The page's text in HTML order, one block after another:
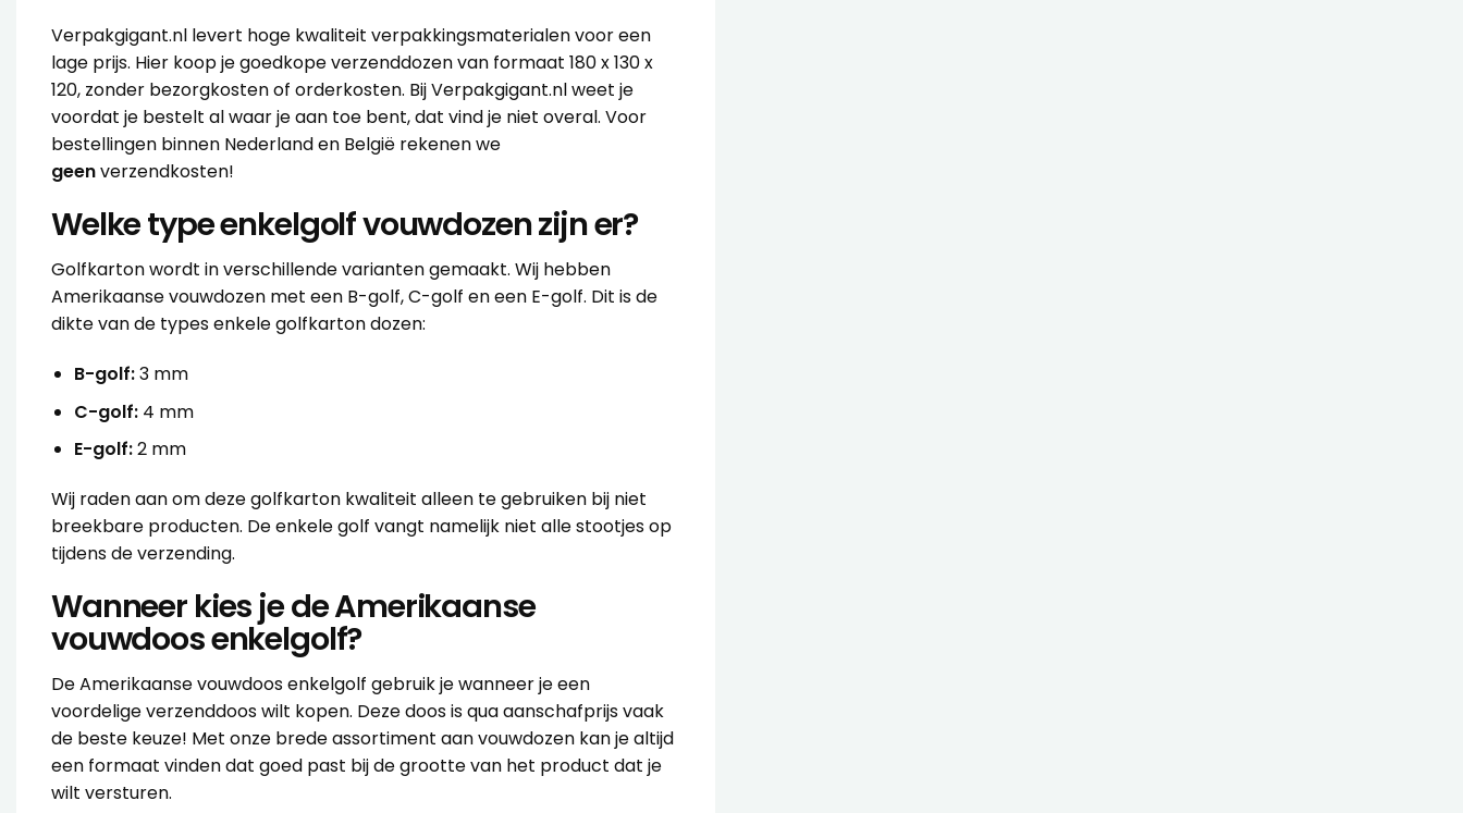
Verpakgigant.nl levert hoge kwaliteit verpakkingsmaterialen voor een
lage prijs. Hier koop je goedkope verzenddozen van formaat 180 x 130 x
120, zonder bezorgkosten of orderkosten. Bij Verpakgigant.nl weet je
voordat je bestelt al waar je aan toe bent, dat vind je niet overal. Voor
bestellingen binnen Nederland en België rekenen we
geenverzendkosten!
Welke type enkelgolf vouwdozen zijn er?
Golfkarton wordt in verschillende varianten gemaakt. Wij hebben
Amerikaanse vouwdozen met een B-golf, C-golf en een E-golf. Dit is de
dikte van de types enkele golfkarton dozen:
B-golf:3 mm
C-golf: 4 mm
E-golf:2 mm
Wij raden aan om deze golfkarton kwaliteit alleen te gebruiken bij niet
breekbare producten. De enkele golf vangt namelijk niet alle stootjes op
tijdens de verzending.
Wanneer kies je de Amerikaanse
vouwdoos enkelgolf?
DeAmerikaanse vouwdoos enkelgolf gebruik je wanneer je een
voordelige verzenddoos wilt kopen. Deze doos is qua aanschafprijs vaak
de beste keuze! Met onze brede assortiment aan vouwdozen kan je altijd
een formaat vinden dat goed past bij de grootte van het product dat je
wilt versturen.